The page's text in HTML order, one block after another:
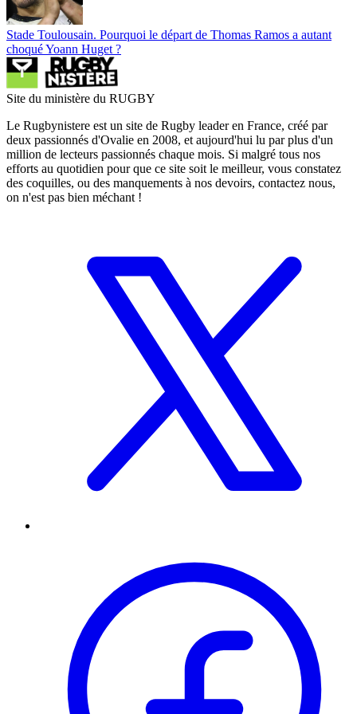
Stade Toulousain. Pourquoi le départ de Thomas Ramos a autant
choqué Yoann Huget ?
Site du ministère du RUGBY
Le Rugbynistere est un site de Rugby leader en France, créé par
deux passionnés d'Ovalie en 2008, et aujourd'hui lu par plus d'un
million de lecteurs passionnés chaque mois. Si malgré tous nos
efforts au quotidien pour que ce site soit le meilleur, vous constatez
des coquilles, ou des manquements à nos devoirs, contactez nous,
on n'est pas bien méchant !